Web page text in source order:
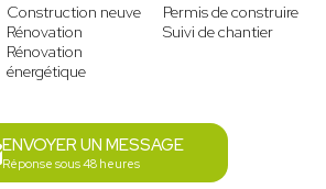
Construction neuve
Rénovation
Rénovation
énergétique
Permis de construire
Suivi de chantier
ENVOYER UN MESSAGE
Réponse sous 48 heures